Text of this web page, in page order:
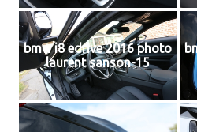
bmw i8 edrive 2016 photo
laurent sanson-15